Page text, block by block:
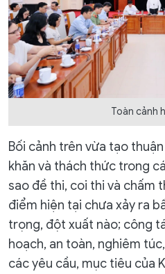
Toàn cảnh
Bối cảnh trên vừa tạo
khăn và thách thức trong
sao đề thi, coi thi và chấm
điểm hiện tại chưa xảy ra
trọng, đột xuất nào; công
hoạch, an toàn, nghiêm
các yêu cầu, mục tiêu của